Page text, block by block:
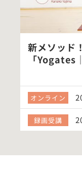
の融合
究
ヨ